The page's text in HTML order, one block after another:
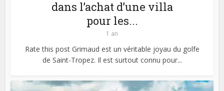
dans l’achat d’une villa
pour les...
1 an
Rate this post Grimaud est un véritable joyau du golfe
de Saint-Tropez. Il est surtout connu pour...